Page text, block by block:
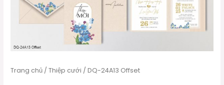
Trang chủ /Thiệp cưới / DQ-24A13 Offset